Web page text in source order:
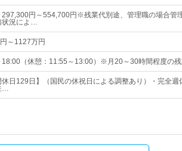
297,300円～554,700円※残業代別途、管理職の場合管
状況によ…
～1127万円
（休憩：11:55～13:00）※月20～30時間程度の残
休日129日】（国民の休祝日による調整あり）・完
…